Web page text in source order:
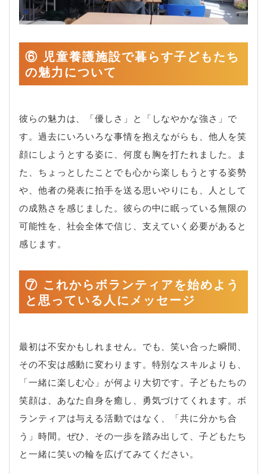
⑥ 児童養護施設で暮らす子どもたち
の魅力について
彼らの魅力は、「優しさ」と「しなやかな強さ」で
す。過去にいろいろな事情を抱えながらも、他人を笑
顔にしようとする姿に、何度も胸を打たれました。ま
た、ちょっとしたことでも心から楽しもうとする姿勢
や、他者の発表に拍手を送る思いやりにも、人として
の成熟さを感じました。彼らの中に眠っている無限の
可能性を、社会全体で信じ、支えていく必要があると
感じます。
⑦ これからボランティアを始めよう
と思っている人にメッセージ
最初は不安かもしれません。でも、笑い合った瞬間、
その不安は感動に変わります。特別なスキルよりも、
「一緒に楽しむ心」が何より大切です。子どもたちの
笑顔は、あなた自身を癒し、勇気づけてくれます。ボ
ランティアは与える活動ではなく、「共に分かち合
う」時間。ぜひ、その一歩を踏み出して、子どもたち
と一緒に笑いの輪を広げてみてください。